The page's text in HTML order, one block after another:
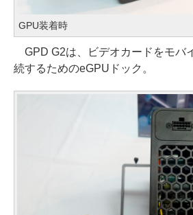
GPU装着時
GPD G2は、ビデオカードをモバ
続するためのeGPUドック。